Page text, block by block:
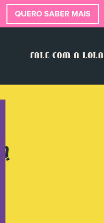
QUERO SABER MAIS
FALE COM A LOLA